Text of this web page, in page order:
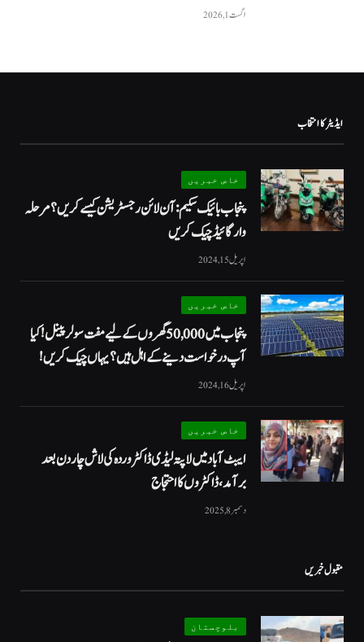
اگست 1, 2026
ایڈیٹر کا انتخاب
خاص خبریں
پنجاب بائیک سکیم: آن لائن رجسٹریشن کیسے کریں؟ مرحلہ
وار گائیڈ چیک کریں
اپریل 15, 2024
خاص خبریں
پنجاب میں 50,000 گھروں کے لیے مفت سولر پینل! کیا
آپ درخواست دینے کے اہل ہیں؟ یہاں چیک کریں!
اپریل 16, 2024
خاص خبریں
ایبٹ آباد میں لاپتہ لیڈی ڈاکٹر وردہ کی لاش چار دن بعد
برآمد، ڈاکٹروں کا احتجاج
دسمبر 8, 2025
مقبول خبریں
بلوچستان